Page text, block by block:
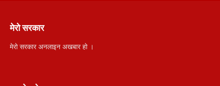
मेरो सरकार
मेरो सरकार अनलाइन अखबार हो ।